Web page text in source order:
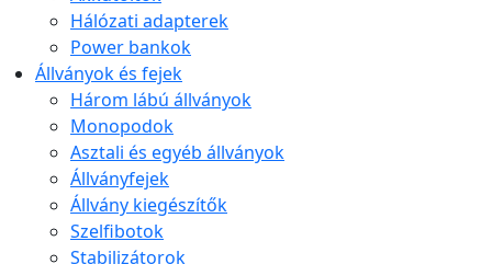
Hálózati adapterek
Power bankok
Állványok és fejek
Három lábú állványok
Monopodok
Asztali és egyéb állványok
Állványfejek
Állvány kiegészítők
Szelfibotok
Stabilizátorok